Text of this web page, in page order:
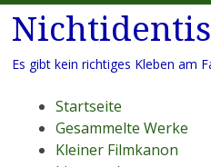
Es gibt kein richtiges Kleben am
Menü
Zum
Inhalt
springen
Startseite
Gesammelte Werke
Kleiner Filmkanon